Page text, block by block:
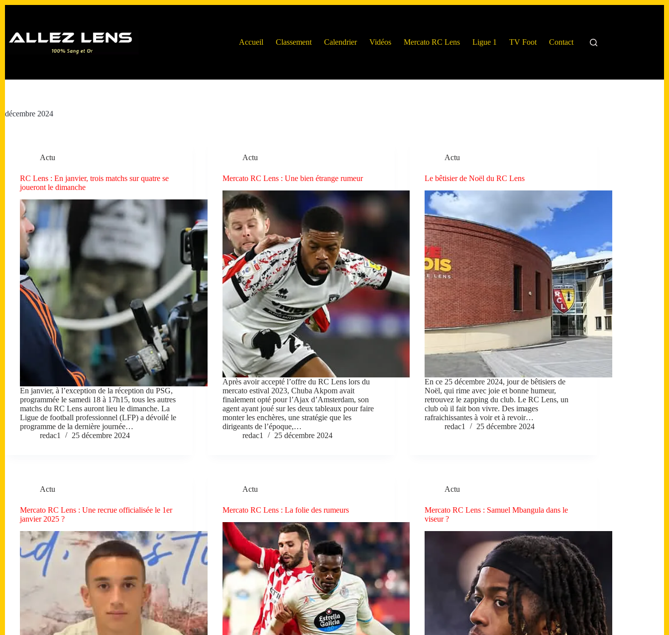
Accueil
Classement Calendrier Vidéos Mercato RC Lens Ligue 1 TV Foot Contact
décembre 2024
Actu
RC Lens : En janvier, trois matchs sur quatre se
joueront le dimanche
En janvier, à l’exception de la réception du PSG,
programmée le samedi 18 à 17h15, tous les autres
matchs du RC Lens auront lieu le dimanche. La
Ligue de football professionnel (LFP) a dévoilé le
programme de la dernière journée…
redac1
25 décembre 2024
Actu
Mercato RC Lens : Une bien étrange rumeur
Après avoir accepté l’offre du RC Lens lors du
mercato estival 2023, Chuba Akpom avait
finalement opté pour l’Ajax d’Amsterdam, son
agent ayant joué sur les deux tableaux pour faire
monter les enchères, une stratégie que les
dirigeants de l’époque,…
redac1
25 décembre 2024
Actu
Le bêtisier de Noël du RC Lens
En ce 25 décembre 2024, jour de bêtisiers de
Noël, qui rime avec joie et bonne humeur,
retrouvez le zapping du club. Le RC Lens, un
club où il fait bon vivre. Des images
rafraichissantes à voir et à revoir…
redac1
25 décembre 2024
Actu
Mercato RC Lens : Une recrue officialisée le 1er
janvier 2025 ?
Actu
Mercato RC Lens : La folie des rumeurs
Actu
Mercato RC Lens : Samuel Mbangula dans le
viseur ?